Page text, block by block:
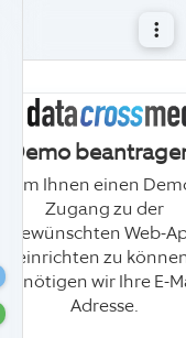
Demo
Um Ihnen einen
Zugang zu der
gewünschten Web-
einrichten zu
benötigen wir Ihre E-
Adresse.